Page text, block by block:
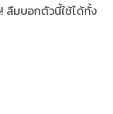
ลืมบอกตัวนี้ใช้ได้ทั้ง